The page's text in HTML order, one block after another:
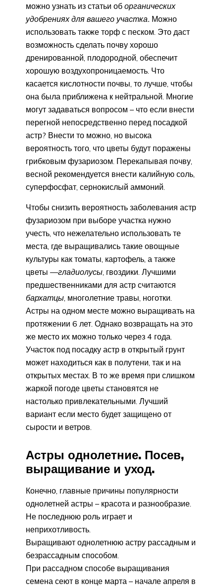
можно узнать из статьи об органических
удобрениях для вашего участка. Можно
использовать также торф с песком. Это даст
возможность сделать почву хорошо
дренированной, плодородной, обеспечит
хорошую воздухопроницаемость. Что
касается кислотности почвы, то лучше, чтобы
она была приближена к нейтральной. Многие
могут задаваться вопросом – что если внести
перегной непосредственно перед посадкой
астр? Внести то можно, но высока
вероятность того, что цветы будут поражены
грибковым фузариозом. Перекапывая почву,
весной рекомендуется внести калийную соль,
суперфосфат, сернокислый аммоний.
Чтобы снизить вероятность заболевания астр
фузариозом при выборе участка нужно
учесть, что нежелательно использовать те
места, где выращивались такие овощные
культуры как томаты, картофель, а также
цветы —гладиолусы , гвоздики. Лучшими
предшественниками для астр считаются
бархатцы , многолетние травы, ноготки.
Астры на одном месте можно выращивать на
протяжении 6 лет. Однако возвращать на это
же место их можно только через 4 года.
Участок под посадку астр в открытый грунт
может находиться как в полутени, так и на
открытых местах. В то же время при слишком
жаркой погоде цветы становятся не
настолько привлекательными. Лучший
вариант если место будет защищено от
сырости и ветров.
Астры однолетние. Посев,
выращивание и уход.
Конечно, главные причины популярности
однолетней астры – красота и разнообразие.
Не последнюю роль играет и
неприхотливость.
Выращивают однолетнюю астру рассадным и
безрассадным способом.
При рассадном способе выращивания
семена сеют в конце марта – начале апреля в